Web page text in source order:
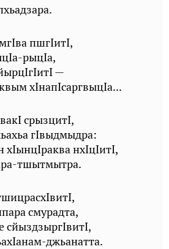
пшгIитI,
рыцIа,
—
хIнапIсаргвыцIа...
срызцитI,
гIвыдмыдра:
хIынцIраква нхIцIитI,
тшытмытра.
смурадта,
сйыздзыргIвитI,
джьанатта.